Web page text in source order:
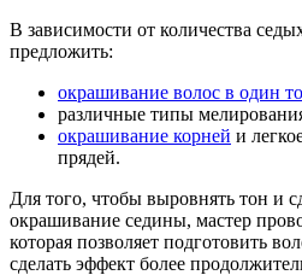
В зависимости от количества
предложить:
окрашивание волос в один
различные типы
окрашивание корней и
прядей.
Для того, чтобы выровнять тон и
окрашивание седины, мастер
которая позволяет подготовить
сделать эффект более